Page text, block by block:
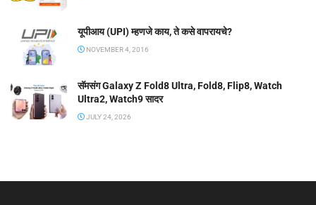
यूपीआय (UPI) म्हणजे काय, ते कसे वापरायचे?
NOVEMBER 4, 2016
सॅमसंग Galaxy Z Fold8 Ultra, Fold8, Flip8, Watch
Ultra2, Watch9 सादर
JULY 24, 2026